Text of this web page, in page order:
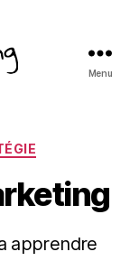
Menu
apprendre